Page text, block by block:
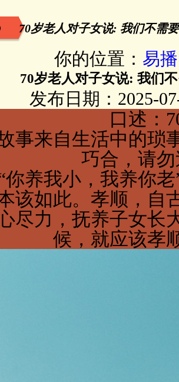
70岁老人对子女说: 我们不需
你的位置： 易
70岁老人对子女说: 我们
发布日期：2025-
口述：
事来自生活中的琐
巧合，请
你养我小，我养你
该如此。孝顺，自
尽力，抚养子女长
候，就应该孝